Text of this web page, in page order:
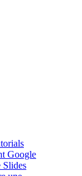
Google
Slides